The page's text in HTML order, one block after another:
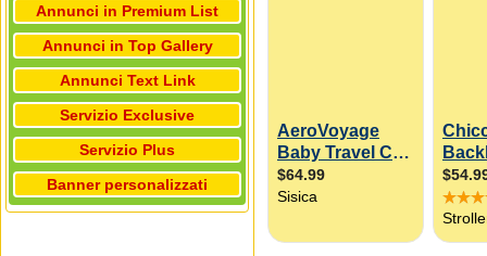
Annunci in Premium List
Annunci in Top Gallery
Annunci Text Link
Servizio Exclusive
Servizio Plus
Banner personalizzati